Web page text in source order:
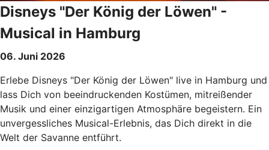
Disneys "Der König der Löwen" -
Musical in Hamburg
06. Juni 2026
Erlebe Disneys "Der König der Löwen" live in Hamburg und
lass Dich von beeindruckenden Kostümen, mitreißender
Musik und einer einzigartigen Atmosphäre begeistern. Ein
unvergessliches Musical-Erlebnis, das Dich direkt in die
Welt der Savanne entführt.